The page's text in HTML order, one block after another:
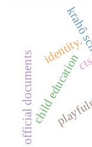
identity.
child education
official documents